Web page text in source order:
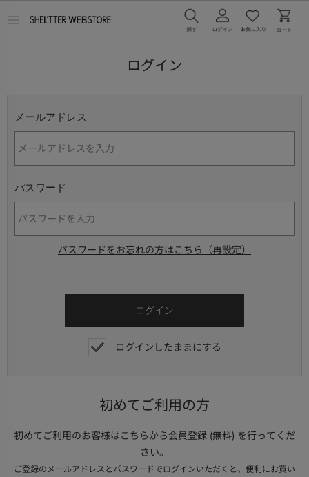
ログイン
メールアドレス
パスワード
パスワードをお忘れの方はこちら（再設定）
ログインしたままにする
初めてご利用の方
初めてご利用のお客様はこちらから会員登録 (無料) を行ってくだ
さい。
ご登録のメールアドレスとパスワードでログインいただくと、便利にお買い